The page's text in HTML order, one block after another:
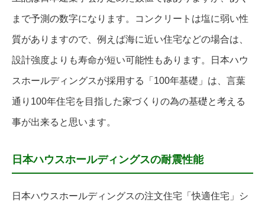
まで予測の数字になります。コンクリートは塩に弱い性
質がありますので、例えば海に近い住宅などの場合は、
設計強度よりも寿命が短い可能性もあります。日本ハウ
スホールディングスが採用する「100年基礎」は、言葉
通り100年住宅を目指した家づくりの為の基礎と考える
事が出来ると思います。
日本ハウスホールディングスの耐震性能
日本ハウスホールディングスの注文住宅「快適住宅」シ